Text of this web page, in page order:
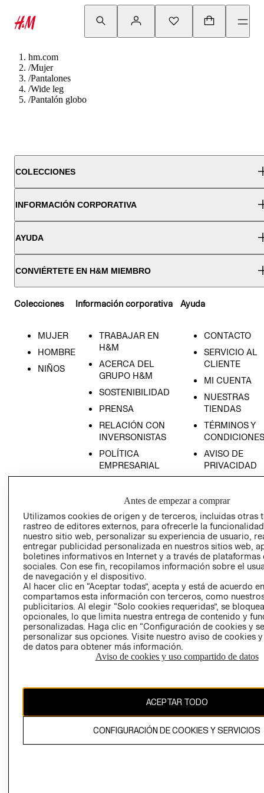
hm.com
/Mujer
/Pantalones
/Wide leg
/Pantalón globo
COLECCIONES
INFORMACIÓN CORPORATIVA
AYUDA
CONVIÉRTETE EN H&M MIEMBRO
Colecciones
MUJER
HOMBRE
NIÑOS
Información corporativa
TRABAJAR EN
H&M
ACERCA DEL
GRUPO H&M
SOSTENIBILIDAD
PRENSA
RELACIÓN CON
INVERSONISTAS
POLÍTICA
EMPRESARIAL
Ayuda
CONTACTO
SERVICIO AL
CLIENTE
MI CUENTA
NUESTRAS
TIENDAS
TÉRMINOS Y
CONDICIONES
AVISO DE
PRIVACIDAD
AVISO DE
LIBRO DE
Ecuador ($)
CAMBIAR REGIÓN
propiedad de H&M Hennes & Mauritz AB.
Antes de empezar a comprar
Utilizamos cookies de origen y de terceros, incluidas otras
rastreo de editores externos, para ofrecerle la
nuestro sitio web, personalizar su experiencia de usuario,
entregar publicidad personalizada en nuestros sitios web,
boletines informativos en Internet y a través de plataformas
sociales. Con ese fin, recopilamos información sobre el
de navegación y el dispositivo.
Al hacer clic en “Aceptar todas”, acepta y está de acuerdo
compartamos esta información con terceros, como
publicitarios. Al elegir “Solo cookies requeridas”, se
opcionales, lo que limita nuestra entrega de contenido y
personalizadas. Haga clic en “Configuración de cookies y
personalizar sus opciones. Visite nuestro aviso de cookies
de datos para obtener más información.
Aviso de cookies y uso compartido de datos
ACEPTAR TODO
CONFIGURACIÓN DE COOKIES Y SERVICIOS